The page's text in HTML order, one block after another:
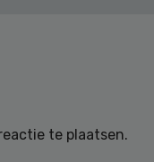
te plaatsen.